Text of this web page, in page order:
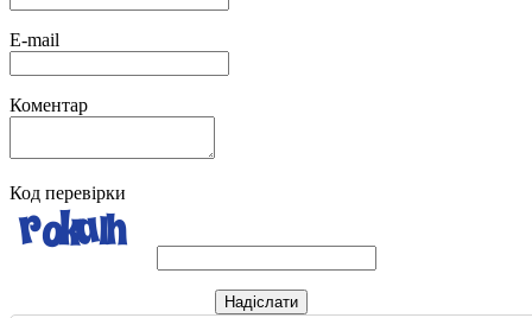
E-mail
Коментар
Код перевірки
Надіслати